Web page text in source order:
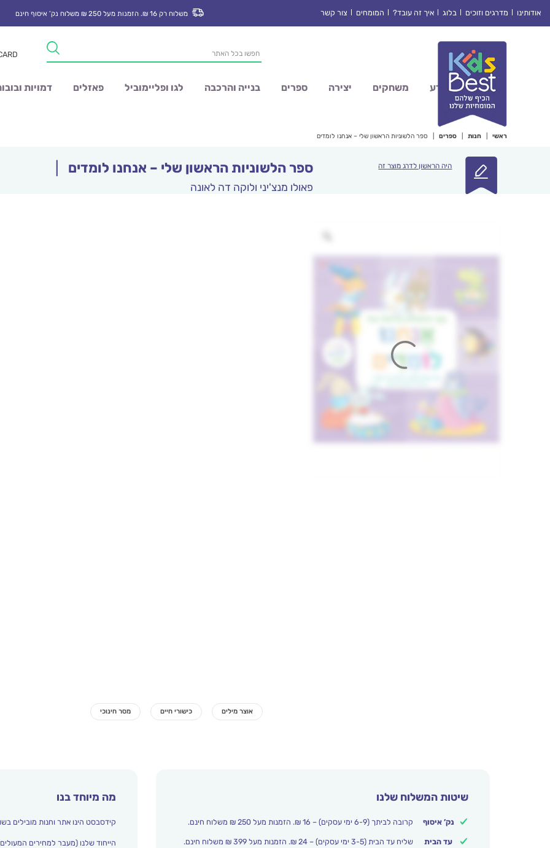
אודותינו מדרגים וזוכים בלוג איך זה עובד? המומחים צור קשר משלוח רק 16 ₪. הזמנות מעל 250 ₪ משלוח נק’ איסוף חינם
Products
search
מדע משחקים יצירה ספרים בנייה והרכבה לגו ופליימוביל פאזלים דמויות
ראשי חנות ספרים ספר הלשוניות הראשון שלי – אנחנו לומדים
היה הראשון לדרג מוצר זה ספר הלשוניות הראשון שלי – אנחנו לומדים
פאולו מנצ'יני ולוקה דה לאונה
שיטות המשלוח שלנו
נק’ איסוף קרובה לביתך (6-9 ימי עסקים) – 16 ₪. הזמנות מעל 250 ₪ משלוח חינם.
עד הבית שליח עד הבית (3-5 ימי עסקים) – 24 ₪. הזמנות מעל 399 ₪ משלוח חינם.
מה מיוחד בנו
קידסבסט הינו אתר וחנות מובילים
הייחוד שלנו (מעבר למחירים